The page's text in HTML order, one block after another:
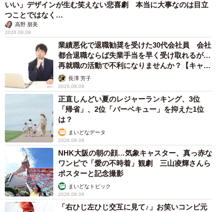
いい」デザインが生む笑えない悲喜劇 本当に大事なのは目立
つことではなく…
高野 朋美
2026.08.09
業績悪化で退職勧奨を受けた30代会社員 会社
都合退職ならば失業手当を早く受け取れるが…
再就職の活動で不利になりませんか？【キャリ
アカウンセラーが解説】
長澤 芳子
2026.08.09
正直しんどい夏のレジャーランキング、3位
「帰省」、2位「バーベキュー」を抑えた1位
は？
まいどなデータ
2026.08.09
NHK大阪の朝の顔…気象キャスター、真っ赤な
ワンピで「愛の不時着」観劇 三山凌輝さんら
ポスターと記念撮影
まいどなトピック
2026.08.09
「右ひじ左ひじ交互に見て♪」お笑いコンビ元